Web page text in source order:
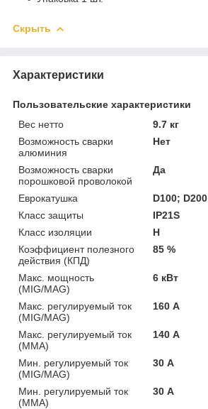
Скрыть
Характеристики
Пользовательские характеристики
Вес нетто
9.7 кг
Возможность сварки
алюминия
Нет
Возможность сварки
порошковой проволокой
Да
Еврокатушка
D100; D200
Класс защиты
IP21S
Класс изоляции
H
Коэффициент полезного
действия (КПД)
85 %
Макс. мощность
(MIG/MAG)
6 кВт
Макс. регулируемый ток
(MIG/MAG)
160 А
Макс. регулируемый ток
(MMA)
140 А
Мин. регулируемый ток
(MIG/MAG)
30 А
Мин. регулируемый ток
(MMA)
30 А